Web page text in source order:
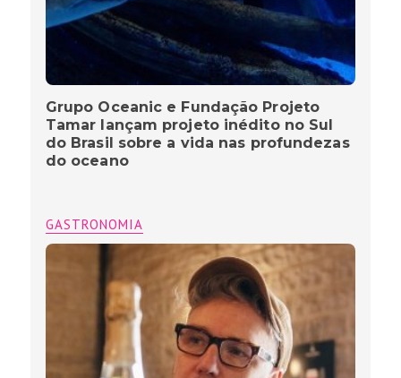
Grupo Oceanic e Fundação Projeto
Tamar lançam projeto inédito no Sul
do Brasil sobre a vida nas profundezas
do oceano
GASTRONOMIA